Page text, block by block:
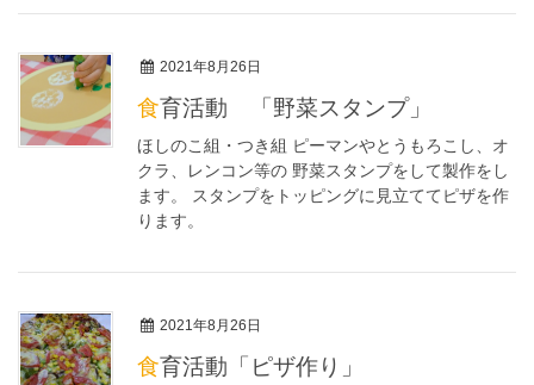
2021年8月26日
食育活動 「野菜スタンプ」
ほしのこ組・つき組 ピーマンやとうもろこし、オ
クラ、レンコン等の 野菜スタンプをして製作をし
ます。 スタンプをトッピングに見立ててピザを作
ります。
2021年8月26日
食育活動「ピザ作り」